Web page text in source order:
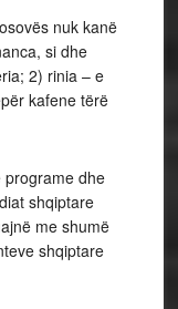
nuk kanë
si dhe
2) rinia – e
kafene tërë
programe dhe
shqiptare
me shumë
shqiptare